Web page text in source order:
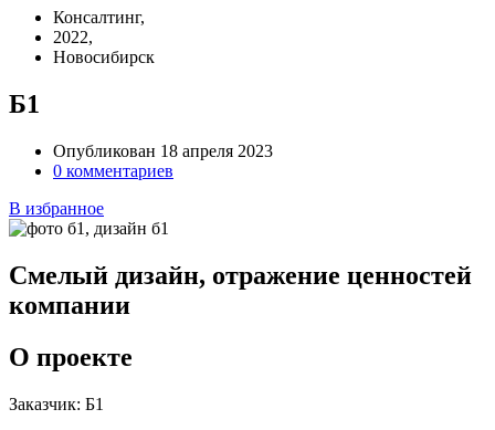
Консалтинг,
2022,
Новосибирск
Б1
Опубликован 18 апреля 2023
0 комментариев
В избранное
Смелый дизайн, отражение ценностей
компании
О проекте
Заказчик: Б1